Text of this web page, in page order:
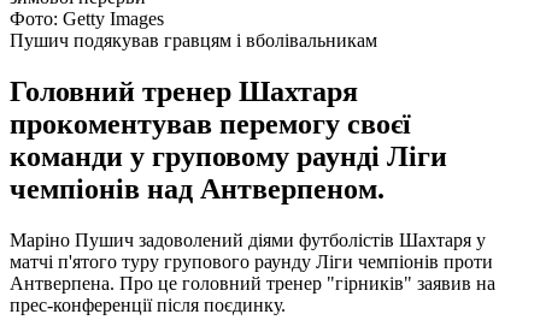
Фото: Getty Images
Пушич подякував гравцям і вболівальникам
Головний тренер Шахтаря
прокоментував перемогу своєї
команди у груповому раунді Ліги
чемпіонів над Антверпеном.
Маріно Пушич задоволений діями футболістів Шахтаря у
матчі п'ятого туру групового раунду Ліги чемпіонів проти
Антверпена. Про це головний тренер "гірників" заявив на
прес-конференції після поєдинку.